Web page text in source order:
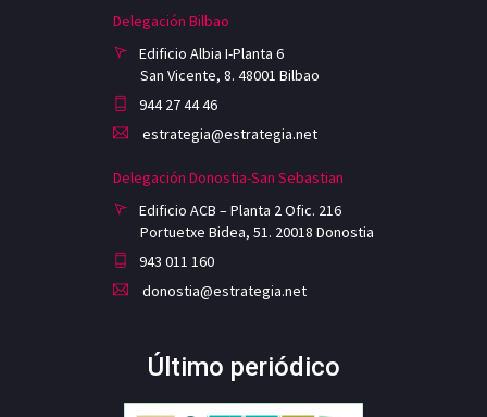
Delegación Bilbao
Edificio Albia I-Planta 6
San Vicente, 8. 48001 Bilbao
944 27 44 46
estrategia@estrategia.net
Delegación Donostia-San Sebastian
Edificio ACB – Planta 2 Ofic. 216
Portuetxe Bidea, 51. 20018 Donostia
943 011 160
donostia@estrategia.net
Último periódico